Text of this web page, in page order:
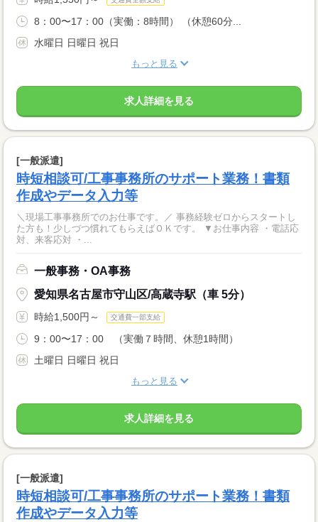
8：00〜17：00（実働：8時間） （休憩60分...
水曜日 日曜日 祝日
もっと見る
求人詳細を見る
[一般派遣]
時短相談可/工事事務所のサポート業務！書類
作成やデータ入力等
＼現場工事事務所でのお仕事です。／ 事務経験ゼロからスタートし
た方も！少しづつ慣れてもらえばＯＫです。 ▼お仕事内容 ・電話応
対、来客応対 ・...
一般事務・OA事務
愛知県名古屋市守山区/高蔵寺駅（車 5分）
時給1,500円～ 交通費一部支給
9：00〜17：00 （実働７時間、休憩1時間）
土曜日 日曜日 祝日
もっと見る
求人詳細を見る
[一般派遣]
時短相談可/工事事務所のサポート業務！書類
作成やデータ入力等